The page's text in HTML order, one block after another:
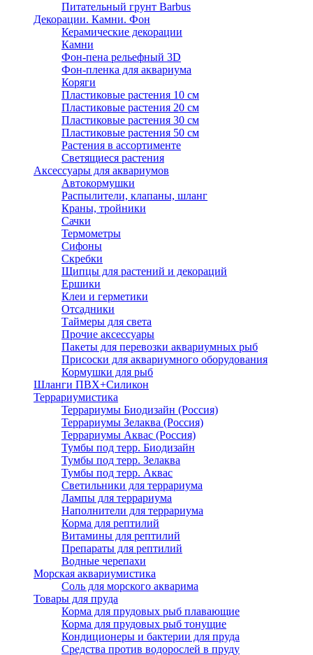
Питательный грунт Barbus
Декорации. Камни. Фон
Керамические декорации
Камни
Фон-пена рельефный 3D
Фон-пленка для аквариума
Коряги
Пластиковые растения 10 см
Пластиковые растения 20 см
Пластиковые растения 30 см
Пластиковые растения 50 см
Растения в ассортименте
Светящиеся растения
Аксессуары для аквариумов
Автокормушки
Распылители, клапаны, шланг
Краны, тройники
Сачки
Термометры
Сифоны
Скребки
Щипцы для растений и декораций
Ершики
Клеи и герметики
Отсадники
Таймеры для света
Прочие аксессуары
Пакеты для перевозки аквариумных рыб
Присоски для аквариумного оборудования
Кормушки для рыб
Шланги ПВХ+Силикон
Террариумистика
Террариумы Биодизайн (Россия)
Террариумы Зелаква (Россия)
Террариумы Аквас (Россия)
Тумбы под терр. Биодизайн
Тумбы под терр. Зелаква
Тумбы под терр. Аквас
Светильники для террариума
Лампы для террариума
Наполнители для террариума
Корма для рептилий
Витамины для рептилий
Препараты для рептилий
Водные черепахи
Морская аквариумистика
Соль для морского акварима
Товары для пруда
Корма для прудовых рыб плавающие
Корма для прудовых рыб тонущие
Кондиционеры и бактерии для пруда
Средства против водорослей в пруду